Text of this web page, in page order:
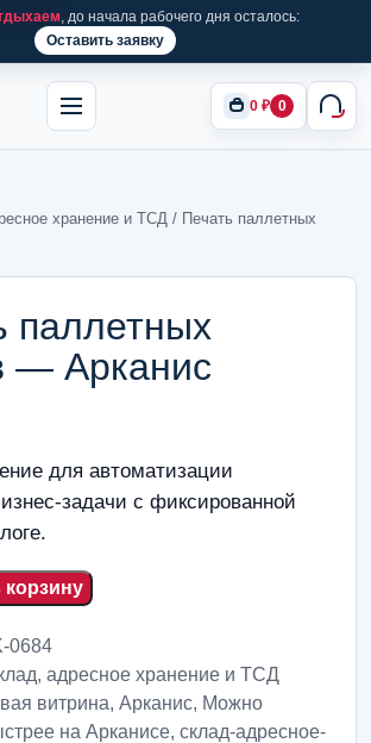
, до начала рабочего дня осталось:
Оставить заявку
0 ₽ 0
хранение и ТСД / Печать паллетных
паллетных
— Арканис
для автоматизации
задачи с фиксированной
0684
адресное хранение и ТСД
витрина, Арканис, Можно
на Арканисе, склад-адресное-